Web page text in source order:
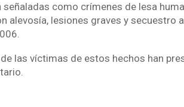
como crímenes de lesa
alevosía, lesiones graves y secuestro
las víctimas de estos hechos han